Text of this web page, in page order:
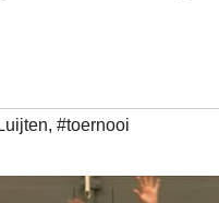
, #toernooi